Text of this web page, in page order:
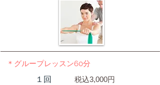
＊ グループレッスン60分
１回 税込3,000円